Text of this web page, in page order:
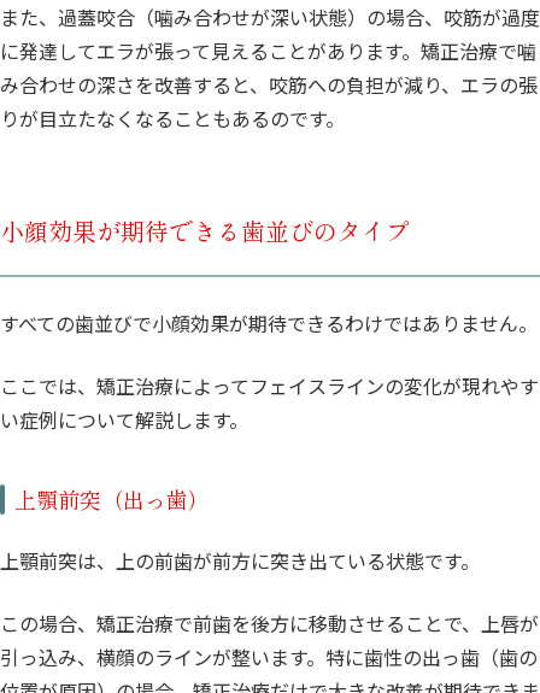
また、過蓋咬合（噛み合わせが深い状態）の場合、咬筋が過度
に発達してエラが張って見えることがあります。矯正治療で噛
み合わせの深さを改善すると、咬筋への負担が減り、エラの張
りが目立たなくなることもあるのです。
小顔効果が期待できる歯並びのタイプ
すべての歯並びで小顔効果が期待できるわけではありません。
ここでは、矯正治療によってフェイスラインの変化が現れやす
い症例について解説します。
上顎前突（出っ歯）
上顎前突は、上の前歯が前方に突き出ている状態です。
この場合、矯正治療で前歯を後方に移動させることで、上唇が
引っ込み、横顔のラインが整います。特に歯性の出っ歯（歯の